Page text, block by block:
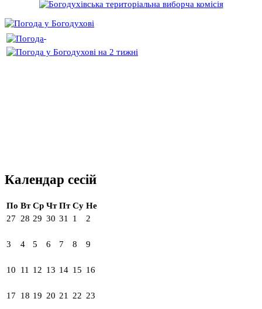
Календар сесій
По Вт Ср Чт Пт Су Не
27 28 29 30 31 1 2
3 4 5 6 7 8 9
10 11 12 13 14 15 16
17 18 19 20 21 22 23